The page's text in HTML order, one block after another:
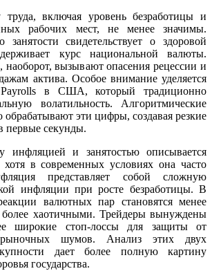
включая уровень безработицы и
рабочих мест, не менее значимы.
свидетельствует о здоровой
курс национальной валюты.
наоборот, вызывают опасения рецессии и
актива. Особое внимание уделяется
Payrolls в США, который традиционно
волатильность. Алгоритмические
эти цифры, создавая резкие
первые секунды.
инфляцией и занятостью описывается
в современных условиях она часто
представляет собой сложную
инфляции при росте безработицы. В
валютных пар становятся менее
хаотичными. Трейдеры вынуждены
широкие стоп-лоссы для защиты от
рыночных шумов. Анализ этих двух
дает более полную картину
государства.